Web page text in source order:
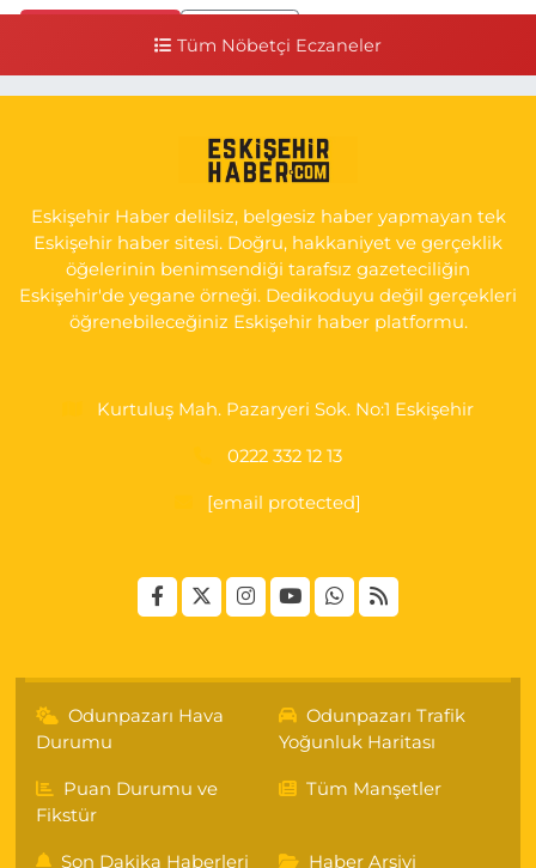
YAN SOKAĞI POLİKLİNİK KAPISI TAM KARŞISI I
Yol Tarifi Al
Tüm Nöbetçi Eczaneler
Eskişehir Haber delilsiz, belgesiz haber yapmayan tek
Eskişehir haber sitesi. Doğru, hakkaniyet ve gerçeklik
öğelerinin benimsendiği tarafsız gazeteciliğin
Eskişehir'de yegane örneği. Dedikoduyu değil gerçekleri
öğrenebileceğiniz Eskişehir haber platformu.
Kurtuluş Mah. Pazaryeri Sok. No:1 Eskişehir
0222 332 12 13
[email protected]
Odunpazarı Hava
Durumu
Odunpazarı Trafik
Yoğunluk Haritası
Puan Durumu ve
Fikstür
Tüm Manşetler
Son Dakika Haberleri Haber Arşivi